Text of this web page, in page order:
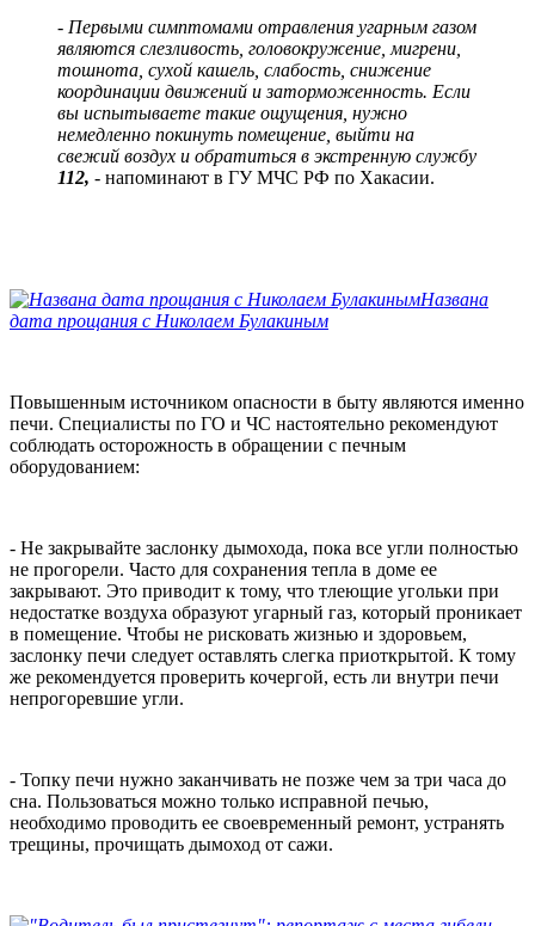
- Первыми симптомами отравления угарным газом
являются слезливость, головокружение, мигрени,
тошнота, сухой кашель, слабость, снижение
координации движений и заторможенность. Если
вы испытываете такие ощущения, нужно
немедленно покинуть помещение, выйти на
свежий воздух и обратиться в экстренную службу
112, - напоминают в ГУ МЧС РФ по Хакасии.
Названа
дата прощания с Николаем Булакиным
Повышенным источником опасности в быту являются именно
печи. Специалисты по ГО и ЧС настоятельно рекомендуют
соблюдать осторожность в обращении с печным
оборудованием:
- Не закрывайте заслонку дымохода, пока все угли полностью
не прогорели. Часто для сохранения тепла в доме ее
закрывают. Это приводит к тому, что тлеющие угольки при
недостатке воздуха образуют угарный газ, который проникает
в помещение. Чтобы не рисковать жизнью и здоровьем,
заслонку печи следует оставлять слегка приоткрытой. К тому
же рекомендуется проверить кочергой, есть ли внутри печи
непрогоревшие угли.
- Топку печи нужно заканчивать не позже чем за три часа до
сна. Пользоваться можно только исправной печью,
необходимо проводить ее своевременный ремонт, устранять
трещины, прочищать дымоход от сажи.